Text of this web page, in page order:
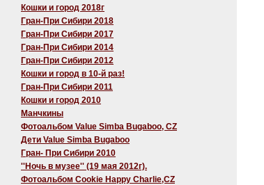
Кошки и город 2018г
Гран-При Сибири 2018
Гран-При Сибири 2017
Гран-При Сибири 2014
Гран-При Сибири 2012
Кошки и город в 10-й раз!
Гран-При Сибири 2011
Кошки и город 2010
Манчкины
Фотоальбом Value Simba Bugaboo, CZ
Дети Value Simba Bugaboo
Гран- При Сибири 2010
''Ночь в музее'' (19 мая 2012г).
Фотоальбом Cookie Happy Charlie,CZ